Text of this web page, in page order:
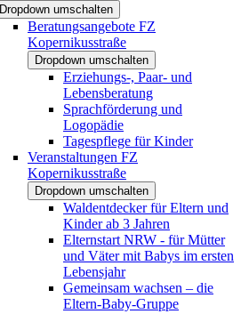
Dropdown umschalten
Beratungsangebote FZ
Kopernikusstraße
Dropdown umschalten
Erziehungs-, Paar- und
Lebensberatung
Sprachförderung und
Logopädie
Tagespflege für Kinder
Veranstaltungen FZ
Kopernikusstraße
Dropdown umschalten
Waldentdecker für Eltern und
Kinder ab 3 Jahren
Elternstart NRW - für Mütter
und Väter mit Babys im ersten
Lebensjahr
Gemeinsam wachsen – die
Eltern-Baby-Gruppe